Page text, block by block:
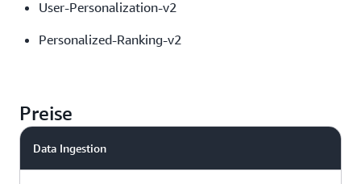
User-Personalization-v2
Personalized-Ranking-v2
Preise
Data Ingestion